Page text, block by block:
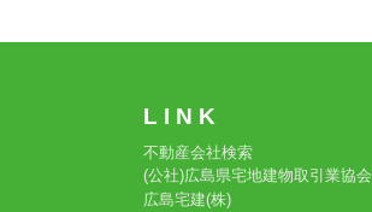
L I N K
不動産会社検索
(公社)広島県宅地建物取引業協会
広島宅建(株)